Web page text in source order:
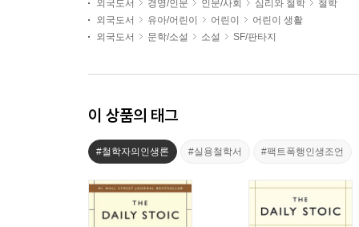
외국도서
경영/인문 인문/사회 심리와 철학
철학
외국도서
유아/어린이 어린이
어린이 생활
외국도서
문학/소설 소설 SF/판타지
이 상품의 태그
#철학자의인생론 #실용철학서 #팩트폭행인생조언